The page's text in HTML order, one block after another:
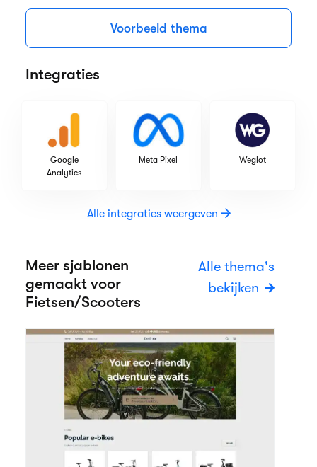
Voorbeeld thema
Integraties
Google
Analytics
Meta Pixel Weglot
Alle integraties weergeven
Meer sjablonen
gemaakt voor
Fietsen/Scooters
Alle thema's
bekijken